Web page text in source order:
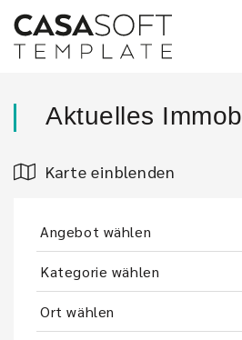
Aktuelles
Karte einblenden